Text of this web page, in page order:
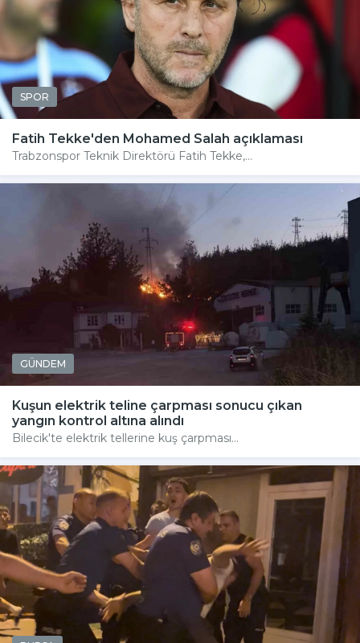
SPOR
Fatih Tekke'den Mohamed Salah açıklaması
Trabzonspor Teknik Direktörü Fatih Tekke,...
GÜNDEM
Kuşun elektrik teline çarpması sonucu çıkan
yangın kontrol altına alındı
Bilecik'te elektrik tellerine kuş çarpması...